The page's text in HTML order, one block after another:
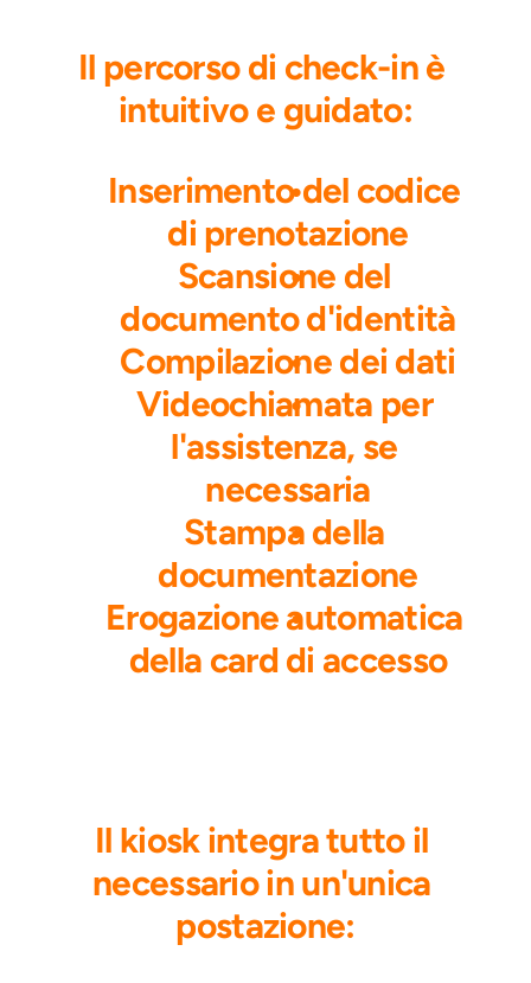
Il percorso di check-in è
intuitivo e guidato:
Inserimento del codice
di prenotazione
Scansione del
documento d'identità
Compilazione dei dati
Videochiamata per
l'assistenza, se
necessaria
Stampa della
documentazione
Erogazione automatica
della card di accesso
Il kiosk integra tutto il
necessario in un'unica
postazione: